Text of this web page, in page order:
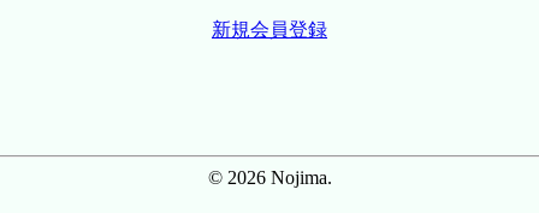
新規会員登録
© 2026 Nojima.